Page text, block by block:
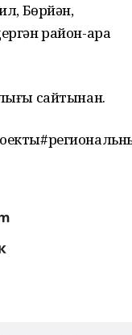
Бөрйән,
район-ара
сайтынан.